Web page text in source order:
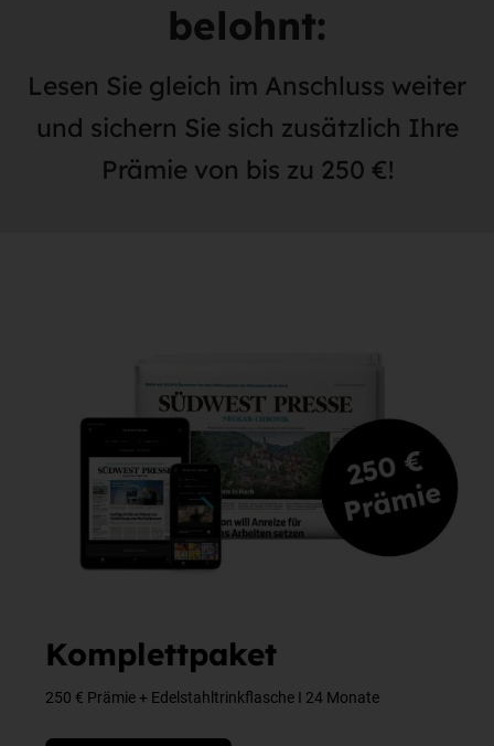
belohnt:
Lesen Sie gleich im Anschluss weiter
und sichern Sie sich zusätzlich Ihre
Prämie von bis zu 250 €!
Komplettpaket
250 € Prämie + Edelstahltrinkflasche I 24 Monate